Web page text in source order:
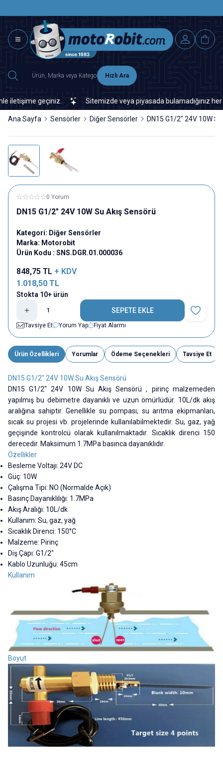
Hızlı Ara
geçiniz. Sitemizde veya piyasada bulamadığınız her
Ana Sayfa Sensörler Diğer Sensörler DN15 G1/2" 24V 10W
0 Yorum
DN15 G1/2" 24V 10W Su Akış Sensörü
Kategori: Diğer Sensörler
Marka: Motorobit
Ürün Kodu : SNS.DGR.01.000036
848,75 TL + KDV
1.018,50 TL
Stokta 10+ ürün
SEPETE EKLE
Favoriye
Tavsiye Et
Yorum Yap Fiyat Alarmı
Ürün Özellikleri Yorumlar Ödeme Seçenekleri Tavsiye Et
DN15 G1/2" 24V 10W Su Akış Sensörü
DN15 G1/2" 24V 10W Su Akış Sensörü , pirinç malzemeden
yapılmış bu debimetre dayanıklı ve uzun ömürlüdür. 10L/dk akış
aralığına sahiptir. Genellikle su pompası, su arıtma ekipmanları,
sıcak su projesi vb. projelerinde kullanılabilmektedir. Su, gaz, yağ
geçişinde kontrolcü olarak kullanılmaktadır. Sıcaklık direnci 150
derecedir. Maksimum 1.7MPa basınca dayanıklıdır.
Özellikler
Besleme Voltajı: 24V DC
Güç: 10W
Çalışma Tipi: NO (Normalde Açık)
Basınç Dayanıklılığı: 1.7MPa
Akış Aralığı: 10L/dk
Kullanım: Su, gaz, yağ
Sıcaklık Direnci: 150°C
Malzeme: Pirinç
Diş Çapı: G1/2"
Kablo Uzunluğu: 45cm
Kullanım
Boyut